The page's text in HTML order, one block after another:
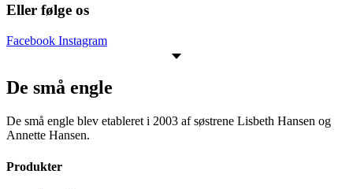
Eller følge os
Facebook Instagram
De små engle
De små engle blev etableret i 2003 af søstrene Lisbeth Hansen og
Annette Hansen.
Produkter